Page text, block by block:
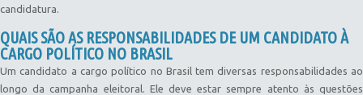
candidatura.
QUAIS SÃO AS RESPONSABILIDADES DE UM CANDIDATO À
CARGO POLÍTICO NO BRASIL
Um candidato a cargo político no Brasil tem diversas responsabilidades ao
longo da campanha eleitoral. Ele deve estar sempre atento às questões